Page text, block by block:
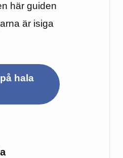
här guiden
är isiga
hala